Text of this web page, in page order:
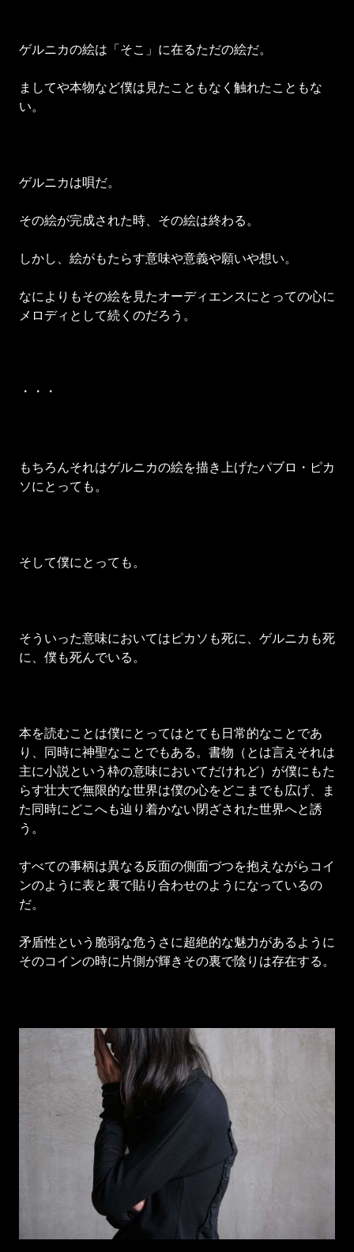
ゲルニカの絵は「そこ」に在るただの絵だ。
ましてや本物など僕は見たこともなく触れたこともな
い。
ゲルニカは唄だ。
その絵が完成された時、その絵は終わる。
しかし、絵がもたらす意味や意義や願いや想い。
なによりもその絵を見たオーディエンスにとっての心に
メロディとして続くのだろう。
・・・
もちろんそれはゲルニカの絵を描き上げたパブロ・ピカ
ソにとっても。
そして僕にとっても。
そういった意味においてはピカソも死に、ゲルニカも死
に、僕も死んでいる。
本を読むことは僕にとってはとても日常的なことであ
り、同時に神聖なことでもある。書物（とは言えそれは
主に小説という枠の意味においてだけれど）が僕にもた
らす壮大で無限的な世界は僕の心をどこまでも広げ、ま
た同時にどこへも辿り着かない閉ざされた世界へと誘
う。
すべての事柄は異なる反面の側面づつを抱えながらコイ
ンのように表と裏で貼り合わせのようになっているの
だ。
矛盾性という脆弱な危うさに超絶的な魅力があるように
そのコインの時に片側が輝きその裏で陰りは存在する。